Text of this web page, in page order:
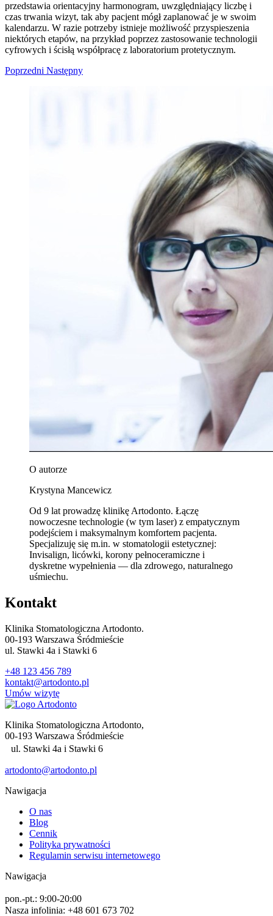
przedstawia orientacyjny harmonogram, uwzględniający liczbę i
czas trwania wizyt, tak aby pacjent mógł zaplanować je w swoim
kalendarzu. W razie potrzeby istnieje możliwość przyspieszenia
niektórych etapów, na przykład poprzez zastosowanie technologii
cyfrowych i ścisłą współpracę z laboratorium protetycznym.
Poprzedni Następny
O autorze
Krystyna Mancewicz
Od 9 lat prowadzę klinikę Artodonto. Łączę
nowoczesne technologie (w tym laser) z empatycznym
podejściem i maksymalnym komfortem pacjenta.
Specjalizuję się m.in. w stomatologii estetycznej:
Invisalign, licówki, korony pełnoceramiczne i
dyskretne wypełnienia — dla zdrowego, naturalnego
uśmiechu.
Kontakt
Klinika Stomatologiczna Artodonto.
00-193 Warszawa Śródmieście
ul. Stawki 4a i Stawki 6
+48 123 456 789
kontakt@artodonto.pl
Umów wizytę
Klinika Stomatologiczna Artodonto,
00-193 Warszawa Śródmieście
ul. Stawki 4a i Stawki 6
artodonto@artodonto.pl
Nawigacja
O nas
Blog
Cennik
Polityka prywatności
Regulamin serwisu internetowego
Nawigacja
pon.-pt.: 9:00-20:00
Nasza infolinia: +48 601 673 702